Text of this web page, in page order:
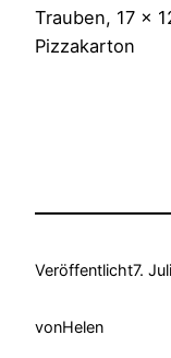
Trauben, 17 x
Pizzakarton
Veröffentlicht7.
vonHelen